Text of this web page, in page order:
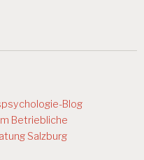
Blog
Betriebliche
Salzburg